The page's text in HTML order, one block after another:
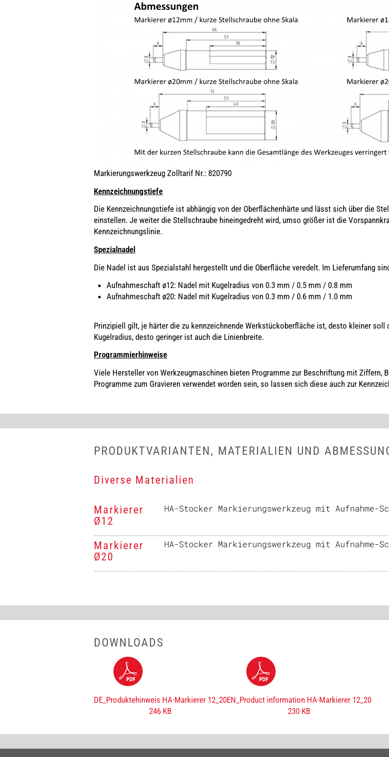
Markierungswerkzeug Zolltarif Nr.: 820790
Kennzeichnungstiefe
Die Kennzeichnungstiefe ist abhängig von der Oberflächenhärte und lässt sich über die
einstellen. Je weiter die Stellschraube hineingedreht wird, umso größer ist die
Kennzeichnungslinie.
Spezialnadel
Die Nadel ist aus Spezialstahl hergestellt und die Oberfläche veredelt. Im Lieferumfang
Aufnahmeschaft ø12: Nadel mit Kugelradius von 0.3 mm / 0.5 mm / 0.8 mm
Aufnahmeschaft ø20: Nadel mit Kugelradius von 0.3 mm / 0.6 mm / 1.0 mm
Prinzipiell gilt, je härter die zu kennzeichnende Werkstückoberfläche ist, desto kleiner soll
Kugelradius, desto geringer ist auch die Linienbreite.
Programmierhinweise
Viele Hersteller von Werkzeugmaschinen bieten Programme zur Beschriftung mit Ziffern,
Programme zum Gravieren verwendet worden sein, so lassen sich diese auch zur
PRODUKTVARIANTEN, MATERIALIEN UND
Diverse Materialien
Markierer
Ø12
HA-Stocker Markierungswerkzeug mit Aufnahme-
Markierer
Ø20
HA-Stocker Markierungswerkzeug mit Aufnahme-
DOWNLOADS
DE_Produktehinweis HA-Markierer 12_20
246 KB
EN_Product information HA-Markierer 12_20
230 KB